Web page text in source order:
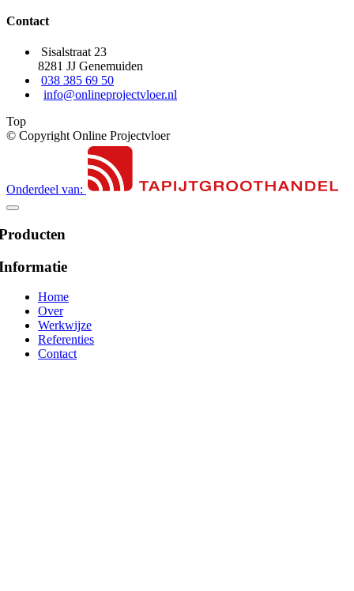
Contact
Sisalstraat 23
8281 JJ Genemuiden
038 385 69 50
info@onlineprojectvloer.nl
Top
© Copyright Online Projectvloer
Onderdeel van:
Home
Over
Werkwijze
Referenties
Contact